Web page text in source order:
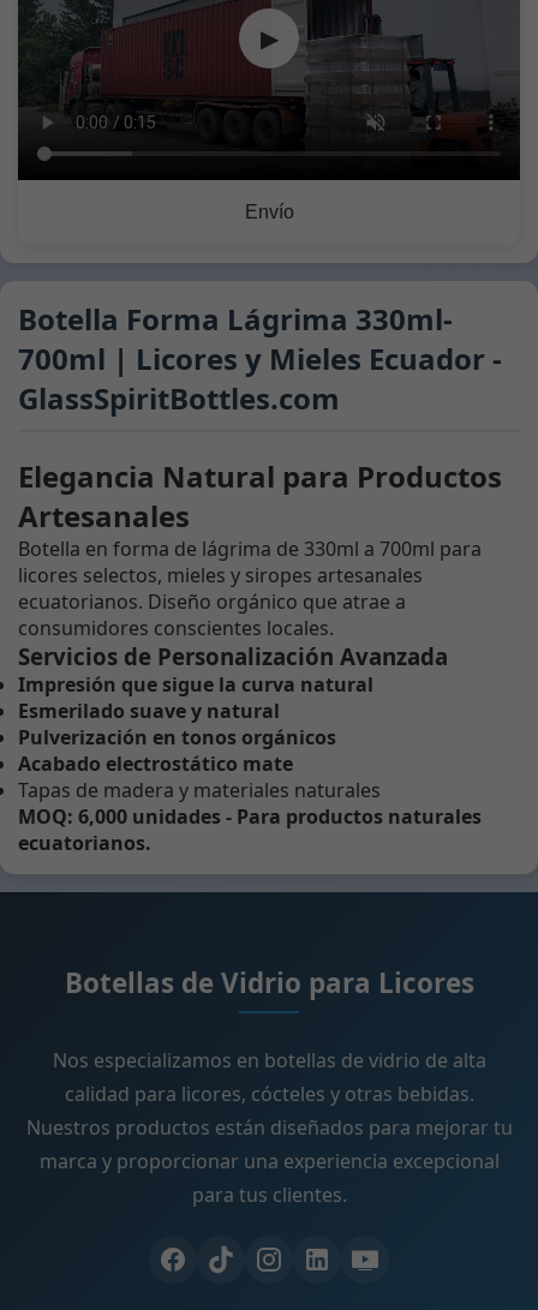
▶
Envío
Botella Forma Lágrima 330ml-
700ml | Licores y Mieles Ecuador -
GlassSpiritBottles.com
Elegancia Natural para Productos
Artesanales
Botella en forma de lágrima de 330ml a 700ml para
licores selectos, mieles y siropes artesanales
ecuatorianos. Diseño orgánico que atrae a
consumidores conscientes locales.
Servicios de Personalización Avanzada
Impresión que sigue la curva natural
Esmerilado suave y natural
Pulverización en tonos orgánicos
Acabado electrostático mate
Tapas de madera y materiales naturales
MOQ: 6,000 unidades - Para productos naturales
ecuatorianos.
Botellas de Vidrio para Licores
Nos especializamos en botellas de vidrio de alta
calidad para licores, cócteles y otras bebidas.
Nuestros productos están diseñados para mejorar tu
marca y proporcionar una experiencia excepcional
para tus clientes.